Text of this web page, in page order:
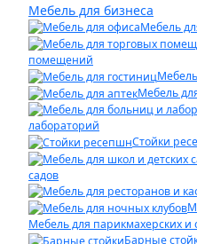
Мебель для бизнеса
Мебель
помещений
Мебель
лабораторий
Стойки
садов
Мебель для парикмахерских и
Барные